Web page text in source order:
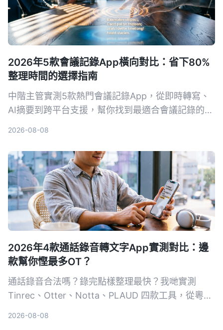
2026年5款會議記錄App橫向對比：省下80%
整理時間的選擇指南
中階主管實測5款熱門會議記錄App，從即時轉寫、
AI摘要到跨平台支援，幫你找到最適合會議記錄的工
2026-08-08
2026年4款通話錄音轉文字App實測對比：邊
款幫你慳最多OT？
通話錄音合法嗎？錄完點樣整理最快？我哋實測
Tinrec、Otter、Notta、PLAUD 四款工具，從粵語
2026-08-08